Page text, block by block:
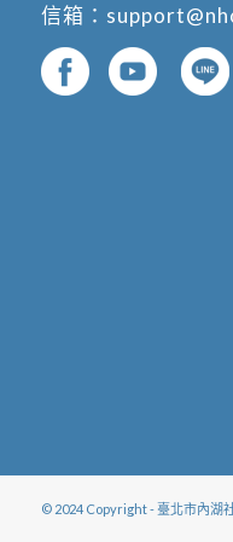
信箱：
© 2024 Copyright - 臺北市內湖